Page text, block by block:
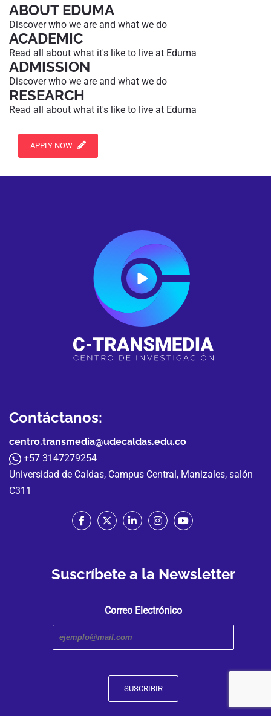
ABOUT EDUMA
Discover who we are and what we do
ACADEMIC
Read all about what it's like to live at Eduma
ADMISSION
Discover who we are and what we do
RESEARCH
Read all about what it's like to live at Eduma
APPLY NOW
Contáctanos:
centro.transmedia@udecaldas.edu.co
+57 3147279254
Universidad de Caldas, Campus Central, Manizales, salón
C311
Suscríbete a la Newsletter
Correo Electrónico